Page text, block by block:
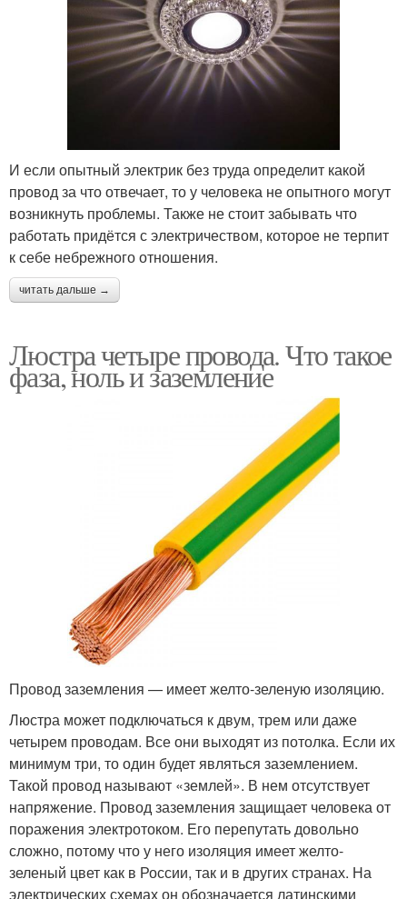
И если опытный электрик без труда определит какой
провод за что отвечает, то у человека не опытного могут
возникнуть проблемы. Также не стоит забывать что
работать придётся с электричеством, которое не терпит
к себе небрежного отношения.
читать дальше →
Люстра четыре провода. Что такое
фаза, ноль и заземление
Провод заземления — имеет желто-зеленую изоляцию.
Люстра может подключаться к двум, трем или даже
четырем проводам. Все они выходят из потолка. Если их
минимум три, то один будет являться заземлением.
Такой провод называют «землей». В нем отсутствует
напряжение. Провод заземления защищает человека от
поражения электротоком. Его перепутать довольно
сложно, потому что у него изоляция имеет желто-
зеленый цвет как в России, так и в других странах. На
электрических схемах он обозначается латинскими